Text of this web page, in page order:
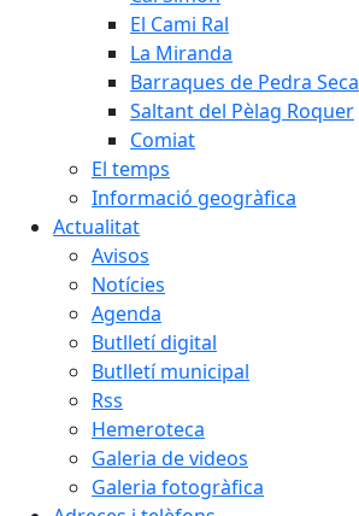
El Cami Ral
La Miranda
Barraques de Pedra Seca
Saltant del Pèlag Roquer
Comiat
El temps
Informació geogràfica
Actualitat
Avisos
Notícies
Agenda
Butlletí digital
Butlletí municipal
Rss
Hemeroteca
Galeria de videos
Galeria fotogràfica